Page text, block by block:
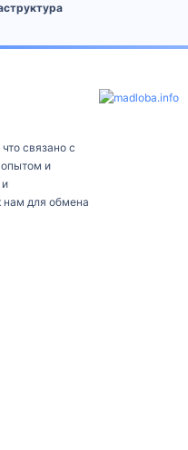
связано с
опытом и
нам для обмена